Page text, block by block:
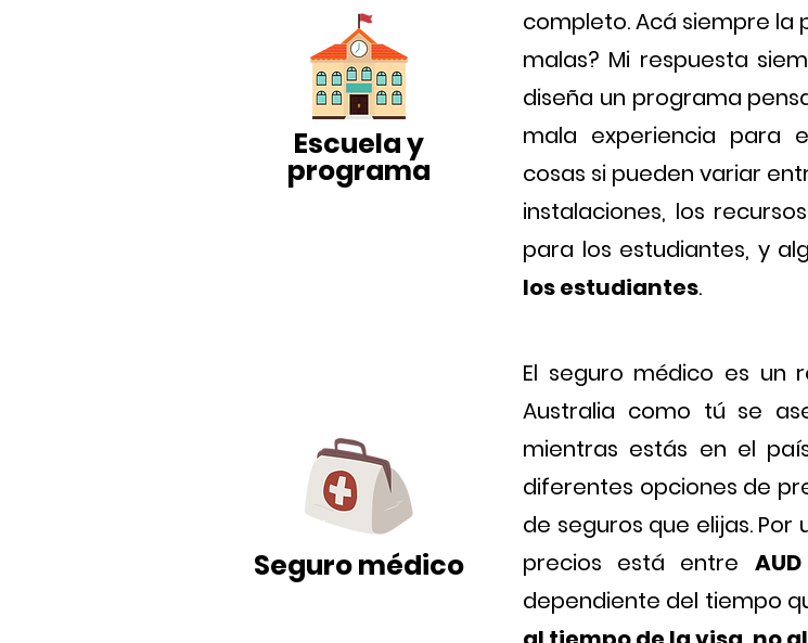
Escuela y
programa
completo. Acá siempre la
malas? Mi respuesta
diseña un programa
mala experiencia para
cosas si pueden variar
instalaciones, los
para los estudiantes, y
los estudiantes.
Seguro médico
El seguro médico es un
Australia como tú se
mientras estás en el
diferentes opciones de
de seguros que elijas.
precios está entre
dependiente del tiempo